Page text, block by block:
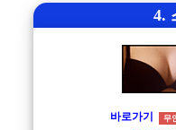
4.
바로가기 무